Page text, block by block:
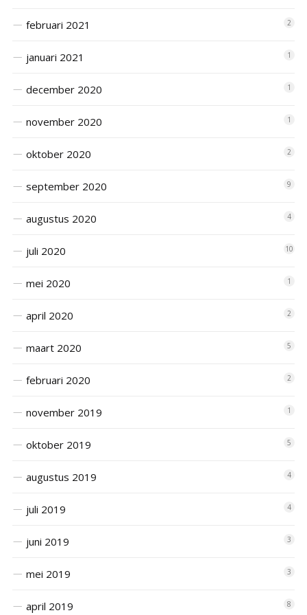
februari 2021 2
januari 2021 1
december 2020 1
november 2020 1
oktober 2020 2
september 2020 9
augustus 2020 4
juli 2020 10
mei 2020 1
april 2020 2
maart 2020 5
februari 2020 2
november 2019 1
oktober 2019 5
augustus 2019 4
juli 2019 4
juni 2019 3
mei 2019 3
april 2019 8